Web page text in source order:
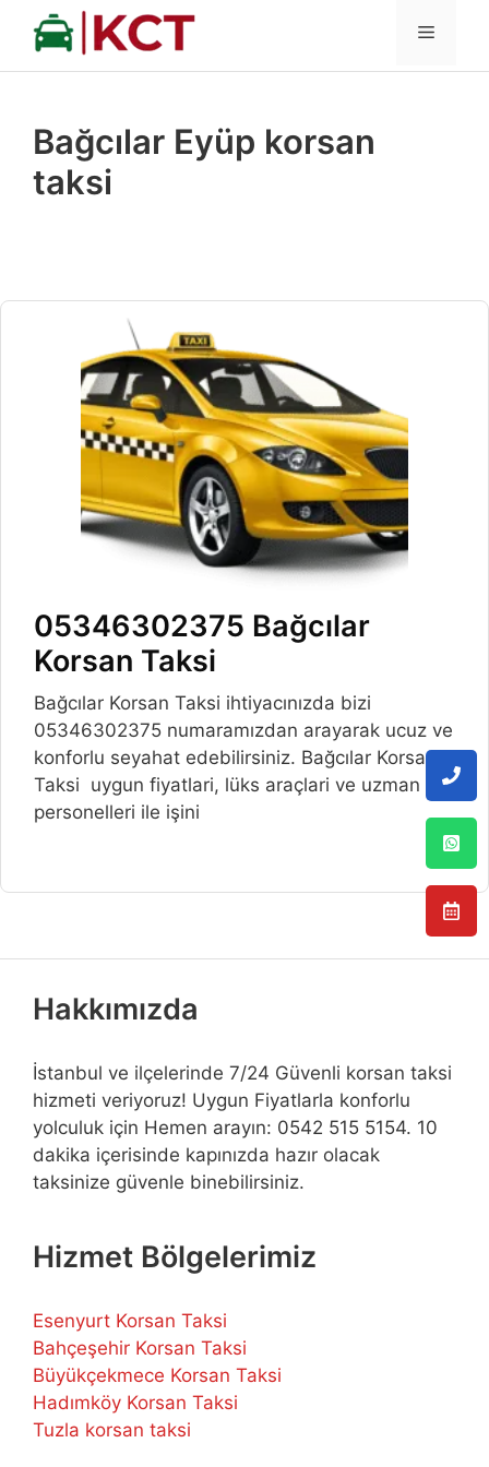
İçeriğe
MENÜ
Bağcılar Eyüp korsan
taksi
05346302375 Bağcılar
Korsan Taksi
Bağcılar Korsan Taksi ihtiyacınızda bizi
05346302375 numaramızdan arayarak ucuz ve
konforlu seyahat edebilirsiniz. Bağcılar Korsan
Taksi uygun fiyatlari, lüks araçlari ve uzman
personelleri ile işini
Hakkımızda
İstanbul ve ilçelerinde 7/24 Güvenli korsan taksi
hizmeti veriyoruz! Uygun Fiyatlarla konforlu
yolculuk için Hemen arayın: 0542 515 5154. 10
dakika içerisinde kapınızda hazır olacak
taksinize güvenle binebilirsiniz.
Hizmet Bölgelerimiz
Esenyurt Korsan Taksi
Bahçeşehir Korsan Taksi
Büyükçekmece Korsan Taksi
Hadımköy Korsan Taksi
Tuzla korsan taksi